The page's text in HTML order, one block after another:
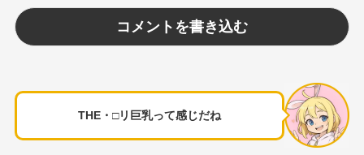
THE・□リ巨乳って感じだね